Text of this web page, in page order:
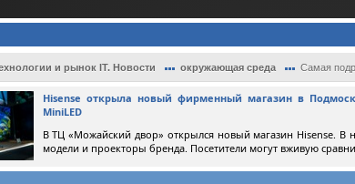
и рынок IT. Новости окружающая среда Самая
Hisense открыла новый фирменный магазин в
MiniLED
В ТЦ «Можайский двор» открылся новый магазин Hisense. В
модели и проекторы бренда. Посетители могут вживую